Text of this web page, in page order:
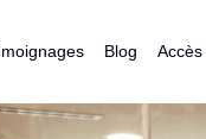
Blog